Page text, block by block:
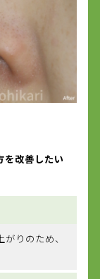
を改善したい
りのため、